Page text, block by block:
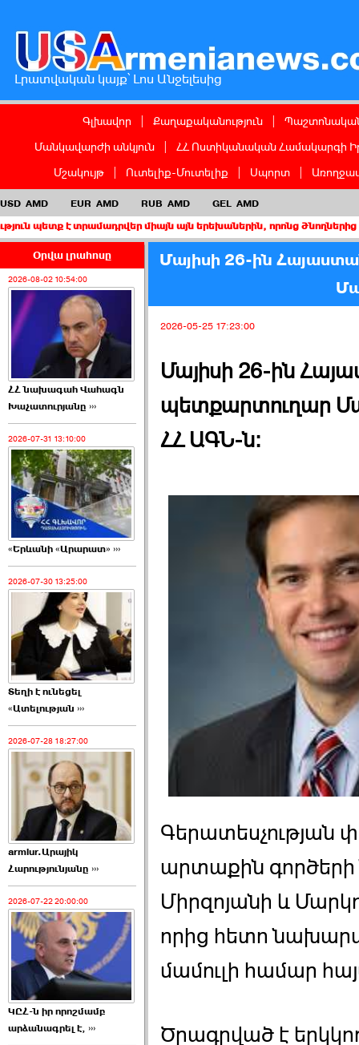
Լրատվական կայք՝ Լոս Անջելեսից
Գլխավոր Քաղաքականություն
Մանկավարժի անկյուն
ՀՀ Ոստիկանական Համակարգի
Մշակույթ
Ուտելիք-Մուտելիք Սպորտ
USD AMD EUR AMD RUB AMD GEL AMD
տրամադրվեր միայն այն երեխաներին, որոնց ծնողներից
Օրվա լրահոսը
2026-08-02 10:54:00
ՀՀ նախագահ Վահագն
Խաչատուրյանը ›››
2026-07-31 13:10:00
«Երևանի «Արարատ» ›››
2026-07-30 13:25:00
Տեղի է ունեցել
«Ատելության ›››
2026-07-28 18:27:00
armlur.Արայիկ
Հարությունյանը ›››
2026-07-22 20:00:00
ԿԸՀ-ն իր որոշմամբ
արձանագրել է, ›››
Մայիսի 26-ին
2026-05-25 17:23:00
Մայիսի 26-ին
պետքարտուղար
ՀՀ ԱԳՆ-ն:
Գերատեսչության
արտաքին
Միրզոյանի և
որից հետո
մամուլի համար
Ծրագրված է